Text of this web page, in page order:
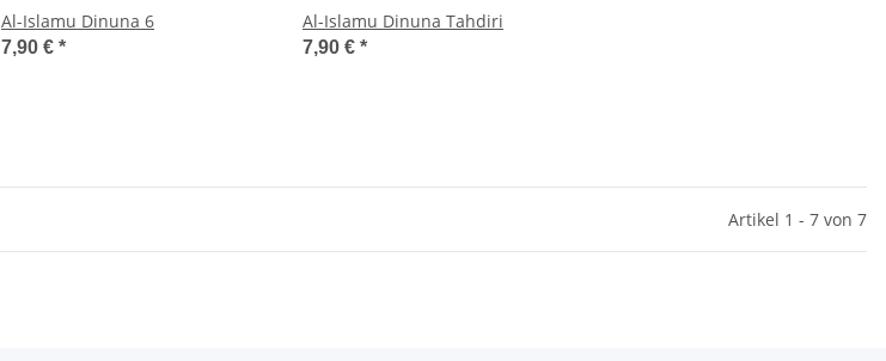
Al-Islamu Dinuna 6
7,90 € *
Al-Islamu Dinuna Tahdiri
7,90 € *
Artikel 1 - 7 von 7